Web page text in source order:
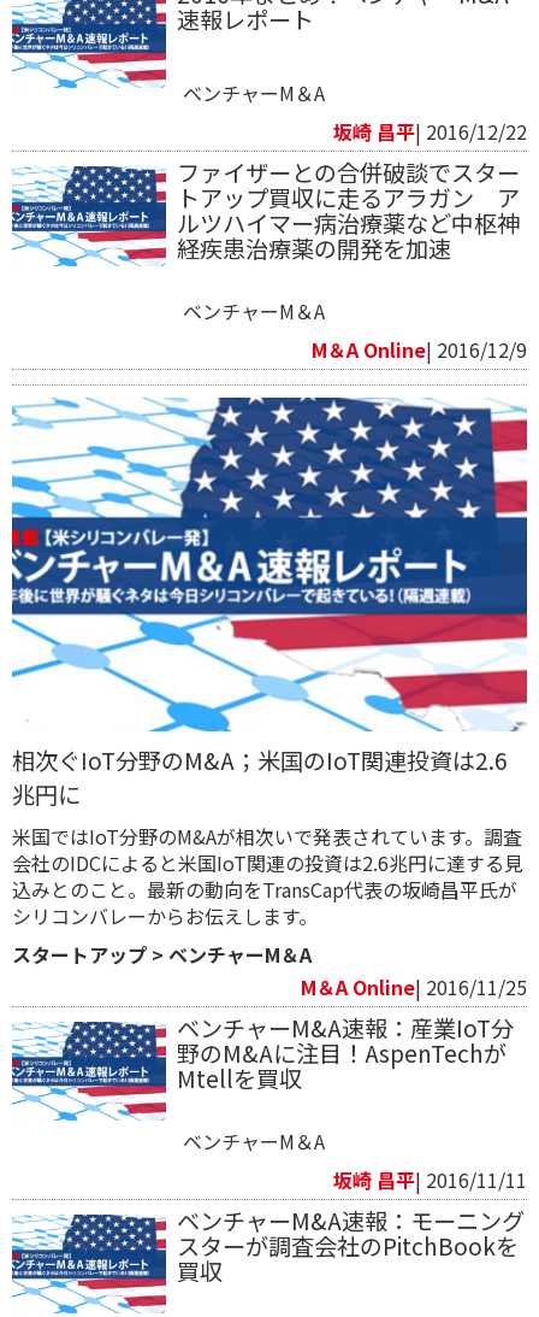
速報レポート
ベンチャーM＆A
坂崎 昌平| 2016/12/22
ファイザーとの合併破談でスター
トアップ買収に走るアラガン ア
ルツハイマー病治療薬など中枢神
経疾患治療薬の開発を加速
ベンチャーM＆A
M＆A Online| 2016/12/9
相次ぐIoT分野のM&A；米国のIoT関連投資は2.6
兆円に
米国ではIoT分野のM&Aが相次いで発表されています。調査
会社のIDCによると米国IoT関連の投資は2.6兆円に達する見
込みとのこと。最新の動向をTransCap代表の坂崎昌平氏が
シリコンバレーからお伝えします。
スタートアップ > ベンチャーM＆A
M＆A Online| 2016/11/25
ベンチャーM&A速報：産業IoT分
野のM&Aに注目！AspenTechが
Mtellを買収
ベンチャーM＆A
坂崎 昌平| 2016/11/11
ベンチャーM&A速報：モーニング
スターが調査会社のPitchBookを
買収